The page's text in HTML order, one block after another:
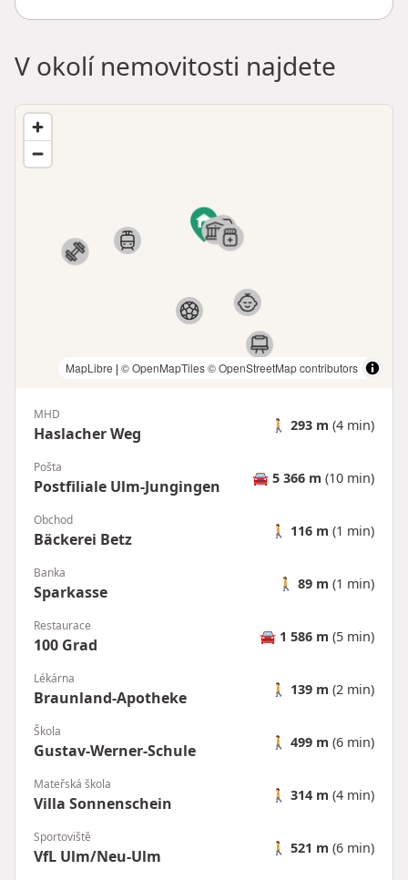
V okolí nemovitosti najdete
MapLibre | © OpenMapTiles© OpenStreetMap contributors
MHD
Haslacher Weg 🚶 293 m (4 min)
Pošta
Postfiliale Ulm-Jungingen 🚘 5 366 m (10 min)
Obchod
Bäckerei Betz 🚶 116 m (1 min)
Banka
Sparkasse 🚶 89 m (1 min)
Restaurace
100 Grad 🚘 1 586 m (5 min)
Lékárna
Braunland-Apotheke 🚶 139 m (2 min)
Škola
Gustav-Werner-Schule 🚶 499 m (6 min)
Mateřská škola
Villa Sonnenschein 🚶 314 m (4 min)
Sportoviště
VfL Ulm/Neu-Ulm 🚶 521 m (6 min)